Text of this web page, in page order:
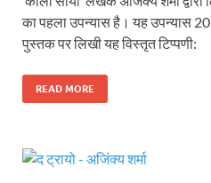
का पहला उपन्यास है। यह उपन्यास
पुस्तक पर लिखी यह विस्तृत टिप्पणी:
READ MORE